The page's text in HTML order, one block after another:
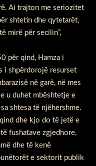
Ai trajton me seriozitet
shtetin dhe qytetarët,
mirë për secilin”,
për qind, Hamza i
i shpërdorojë resurset
në garë, në mes
u duhet mbështetje e
shtesa të njëhershme.
dhe kjo do të jetë e
fushatave zgjedhore,
dhe të kenë
e sektorit publik